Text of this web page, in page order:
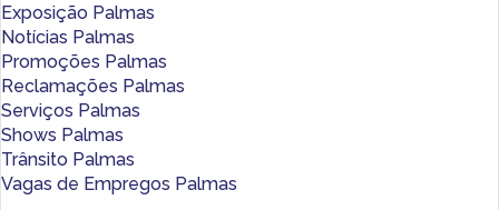
Exposição Palmas
Notícias Palmas
Promoções Palmas
Reclamações Palmas
Serviços Palmas
Shows Palmas
Trânsito Palmas
Vagas de Empregos Palmas